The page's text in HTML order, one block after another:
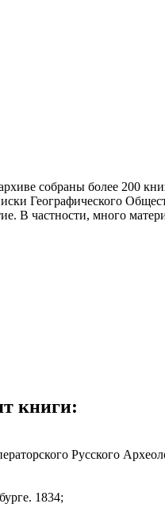
собраны более 200
Географического
В частности, много
книги:
Русского
1834;